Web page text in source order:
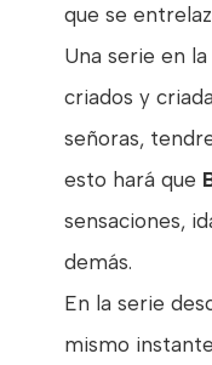
que se
Una serie en
criados y
señoras,
esto hará que
sensaciones,
demás.
En la serie
mismo